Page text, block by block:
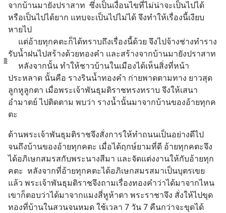
จากบ้านมายังปราสาท  ซึ่งเป็นเงื่อนไขที่ไม่น่าจะเป็นไปได้
หรือเป็นไปได้ยาก แทบจะเป็นไปไม่ได้ จึงทำให้เรื่องนี้เงียบ
หายไป
รับน้ำฝนไปสร้างด้วยทองคำ และสร้างจากบ้านมายังปราสาท
ิิิ     หลังจากนั้น ทำให้ชาวบ้านในเมืองได้เห็นสิ่งที่หน้า
ประหลาด นั้นคือ รางรินน้ำทองคำ ก่ายพาดตามทาง ยาวสุด
ลูกหูลูกตา เมื่อพระเจ้าพันธุมติราชทรงทราบ จึงให้เสนา
อำมาตย์ ไปติดตาม พบว่า รางน้ำนั้นมาจากบ้านของอ้ายทุกค
ตะ
ด้านพระเจ้าพันธุมติราชจึงสั่งการให้ทำถนนเป็นอย่างดีไป
จนถึงบ้านของอ้ายทุกคตะ เมื่อได้ฤกษ์ยามที่ดี อ้ายทุกคตะจึง
ได้อภิเษกสมรสกับพระนางสีมา และจัดแต่งงานให้กับอ้ายทุก
คตะ  หลังจากที่อ้ายทุกคตะได้อภิเษกสมรสมาเป็นบุตรเขย
แล้ว พระเจ้าพันธุมติราชจึงถามเรื่องทองคำว่าได้มาจากไหน
เขาก็ตอบว่าได้มาจากแมงสี่หูห้าตา พระราชาจึง สั่งให้ไปขุด
ทองที่บ้านในสวนจนหมด ใช้เวลา 7 วัน 7 คืนกว่าจะขุดได้